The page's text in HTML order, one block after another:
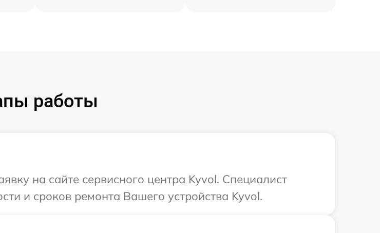
работы
на сайте сервисного центра Kyvol. Специалист
и сроков ремонта Вашего устройства Kyvol.